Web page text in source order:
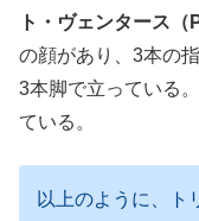
ト・ヴェンタース（
の顔があり、3本の
3本脚で立っている
ている。
以上のように、ト